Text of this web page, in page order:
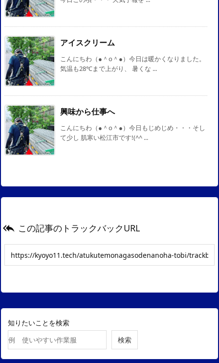
アイスクリーム
こんにちわ（●＾o＾●）今日は暖かくなりました。
気温も28℃まで上がり、 暑くな ...
興味から仕事へ
こんにちわ（●＾o＾●）今日もじめじめ・・・そし
て少し 肌寒い松江市です!(^^ ...
 この記事のトラックバックURL
知りたいことを検索
検索